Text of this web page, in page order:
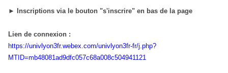
► Inscriptions via le bouton "s'inscrire" en bas de la page
Lien de connexion :
https://univlyon3fr.webex.com/univlyon3fr-fr/j.php?
MTID=mb48081ad9dfc057c68a008c504941121